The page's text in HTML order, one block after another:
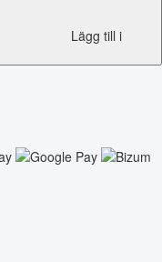
Lägg till i